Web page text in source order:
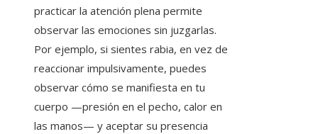
practicar la atención plena permite
observar las emociones sin juzgarlas.
Por ejemplo, si sientes rabia, en vez de
reaccionar impulsivamente, puedes
observar cómo se manifiesta en tu
cuerpo —presión en el pecho, calor en
las manos— y aceptar su presencia